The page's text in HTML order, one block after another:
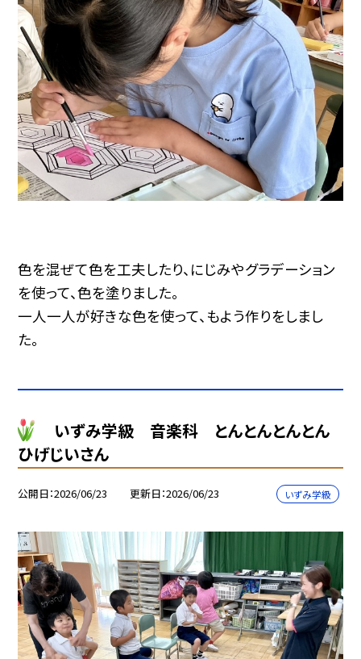
色を混ぜて色を工夫したり、にじみやグラデーション
を使って、色を塗りました。
一人一人が好きな色を使って、もよう作りをしまし
た。
いずみ学級 音楽科 とんとんとんとん
ひげじいさん
公開日 2026/06/23 更新日 2026/06/23 いずみ学級